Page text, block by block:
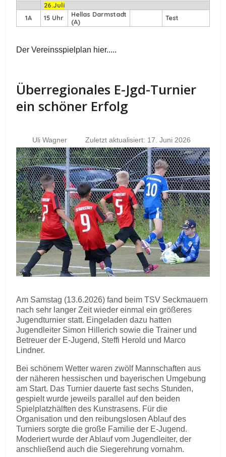
26.Juli
1A
15 Uhr
Hellas Darmstadt
(A)
Test
Der Vereinsspielplan hier.....
Überregionales E-Jgd-Turnier
ein schöner Erfolg
Uli Wagner Zuletzt aktualisiert: 17. Juni 2026
Am Samstag (13.6.2026) fand beim TSV Seckmauern
nach sehr langer Zeit wieder einmal ein größeres
Jugendturnier statt. Eingeladen dazu hatten
Jugendleiter Simon Hillerich sowie die Trainer und
Betreuer der E-Jugend, Steffi Herold und Marco
Lindner.
Bei schönem Wetter waren zwölf Mannschaften aus
der näheren hessischen und bayerischen Umgebung
am Start. Das Turnier dauerte fast sechs Stunden,
gespielt wurde jeweils parallel auf den beiden
Spielplatzhälften des Kunstrasens. Für die
Organisation und den reibungslosen Ablauf des
Turniers sorgte die große Familie der E-Jugend.
Moderiert wurde der Ablauf vom Jugendleiter, der
anschließend auch die Siegerehrung vornahm.